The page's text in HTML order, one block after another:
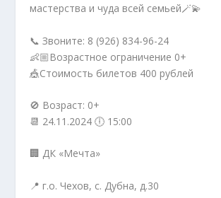
мастерства и чуда всей семьей🪄💫
📞 Звоните: 8 (926) 834-96-24
👶🏼Возрастное ограничение 0+
🎪Стоимость билетов 400 рублей
🚫 Возраст: 0+
📆 24.11.2024 🕕 15:00
🏢 ДК «Мечта»
📍 г.о. Чехов, с. Дубна, д.30